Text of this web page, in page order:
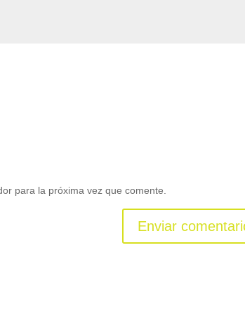
para la próxima vez que comente.